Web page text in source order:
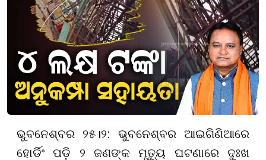
ଭୁବନେଶ୍ବର ୨୫।୨: ଭୁବନେଶ୍ବର ଆଇଗିଣିଆରେ
ହୋର୍ଡିଂ ପଡ଼ି ୨ ଜଣଙ୍କ ମୃତ୍ୟୁ ଘଟଣାରେ ଦୁଃଖ